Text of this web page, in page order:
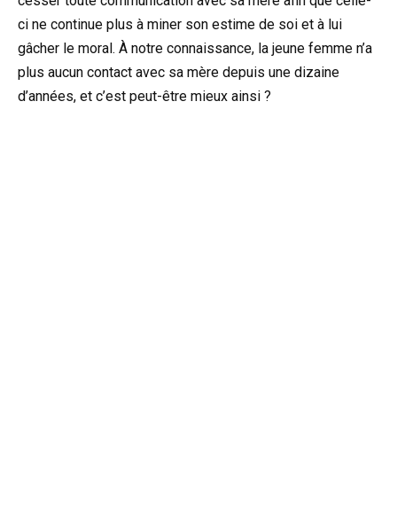
ci ne continue plus à miner son estime de soi et à lui
gâcher le moral. À notre connaissance, la jeune femme n’a
plus aucun contact avec sa mère depuis une dizaine
d’années, et c’est peut-être mieux ainsi ?